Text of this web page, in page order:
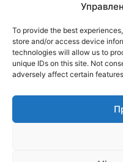
To provide the best
store and/or access device
technologies will allow us to
unique IDs on this site. Not
adversely affect certain
PlovdivDerby.com е
Свържи се с нас: